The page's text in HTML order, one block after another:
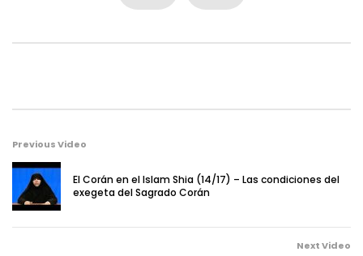
Previous Video
El Corán en el Islam Shia (14/17) – Las condiciones del
exegeta del Sagrado Corán
Next Video